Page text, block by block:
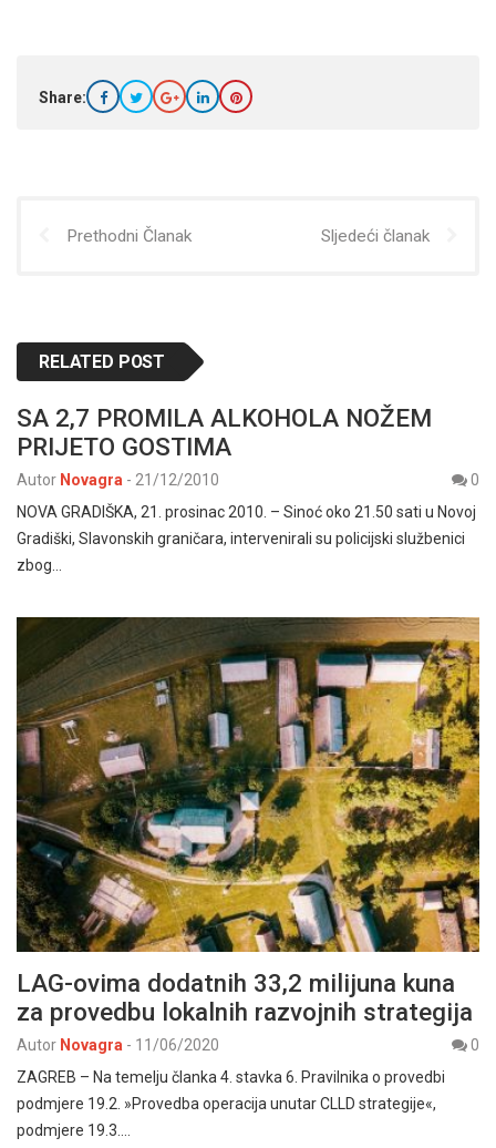
Share:
Prethodni Članak Sljedeći članak
RELATED POST
SA 2,7 PROMILA ALKOHOLA NOŽEM
PRIJETO GOSTIMA
Autor Novagra - 21/12/2010
0
NOVA GRADIŠKA, 21. prosinac 2010. – Sinoć oko 21.50 sati u Novoj
Gradiški, Slavonskih graničara, intervenirali su policijski službenici
zbog…
LAG-ovima dodatnih 33,2 milijuna kuna
za provedbu lokalnih razvojnih strategija
Autor Novagra - 11/06/2020
0
ZAGREB – Na temelju članka 4. stavka 6. Pravilnika o provedbi
podmjere 19.2. »Provedba operacija unutar CLLD strategije«,
podmjere 19.3.…